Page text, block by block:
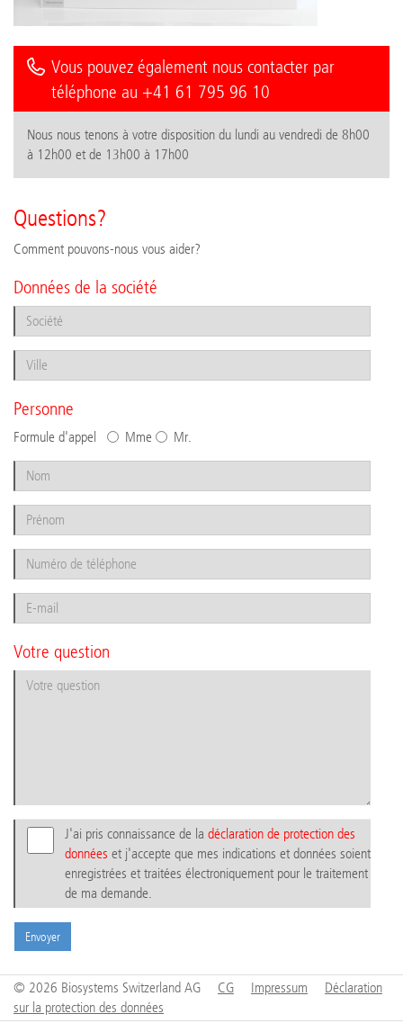
Vous pouvez également nous contacter par
téléphone au +41 61 795 96 10
Nous nous tenons à votre disposition du lundi au vendredi de 8h00
à 12h00 et de 13h00 à 17h00
Questions?
Comment pouvons-nous vous aider?
Données de la société
Personne
Formule d'appel Mme Mr.
Votre question
J'ai pris connaissance de la déclaration de protection des
données et j'accepte que mes indications et données soient
enregistrées et traitées électroniquement pour le traitement
de ma demande.
Envoyer
© 2026 Biosystems Switzerland AG CG Impressum
Déclaration
sur la protection des données